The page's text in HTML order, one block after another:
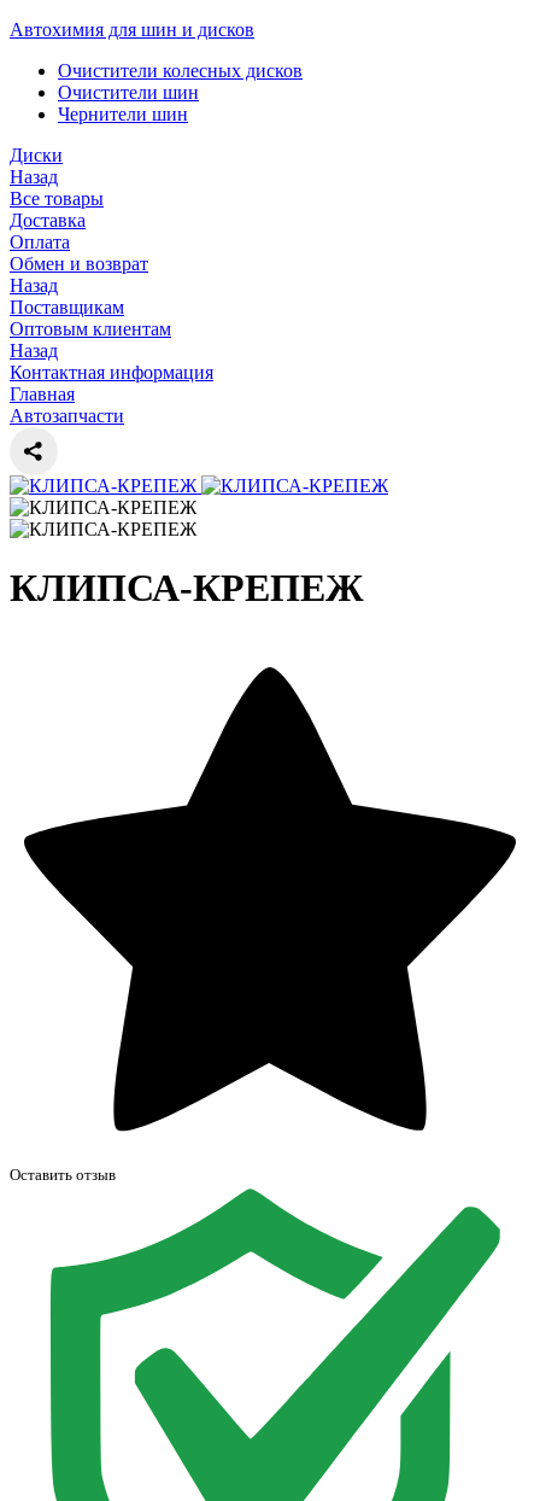
Автохимия для шин и дисков
Очистители колесных дисков
Очистители шин
Чернители шин
Диски
Назад
Все товары
Доставка
Оплата
Обмен и возврат
Назад
Поставщикам
Оптовым клиентам
Назад
Контактная информация
Главная
Автозапчасти
КЛИПСА-КРЕПЕЖ
Оставить отзыв